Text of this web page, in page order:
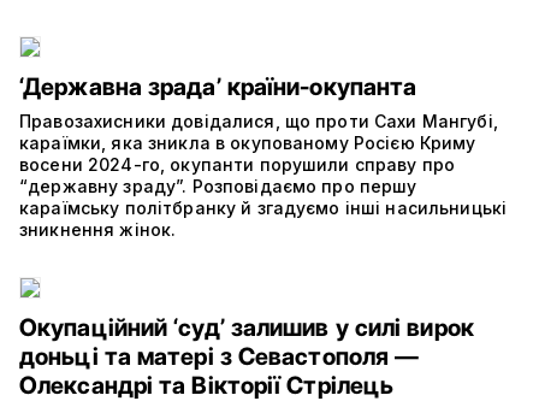
‘Державна зрада’ країни-окупанта
Правозахисники довідалися, що проти Сахи Мангубі,
караїмки, яка зникла в окупованому Росією Криму
восени 2024-го, окупанти порушили справу про
“державну зраду”. Розповідаємо про першу
караїмську політбранку й згадуємо інші насильницькі
зникнення жінок.
Окупаційний ‘суд’ залишив у силі вирок
доньці та матері з Севастополя —
Олександрі та Вікторії Стрілець